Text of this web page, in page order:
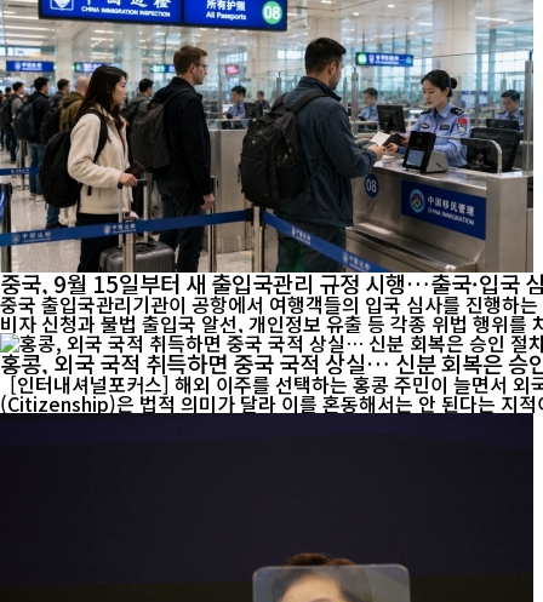
중국, 9월 15일부터 새 출입국관리 규정 시행…출국·입국
중국 출입국관리기관이 공항에서 여행객들의 입국 심사를 진행하는 모습. [인터내셔널포커스] 오는 9월 15일부터 중국의 출입국 관리제도가 크게 달라진다. 중국 정부는 국민의 해외 안
비자 신청과 불법 출입국 알선, 개인정보 유출 등 각종 위법 행위를
홍콩, 외국 국적 취득하면 중국 국적 상실… 신분 회복은 승
[인터내셔널포커스] 해외 이주를 선택하는 홍콩 주민이 늘면서